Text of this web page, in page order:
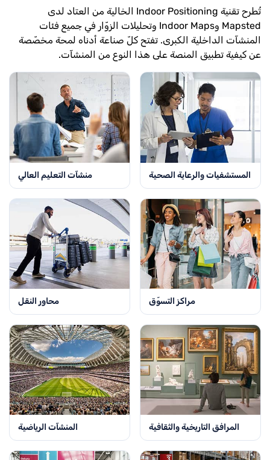
تُطرح تقنية Indoor Positioning الخالية من العتاد لدى
Mapsted وIndoor Maps وتحليلات الزوّار في جميع فئات
المنشآت الداخلية الكبرى. تفتح كلّ صناعة أدناه لمحة مخصّصة
عن كيفية تطبيق المنصة على هذا النوع من المنشآت.
المستشفيات والرعاية الصحية منشآت التعليم العالي
مراكز التسوّق محاور النقل
المرافق التاريخية والثقافية المنشآت الرياضية